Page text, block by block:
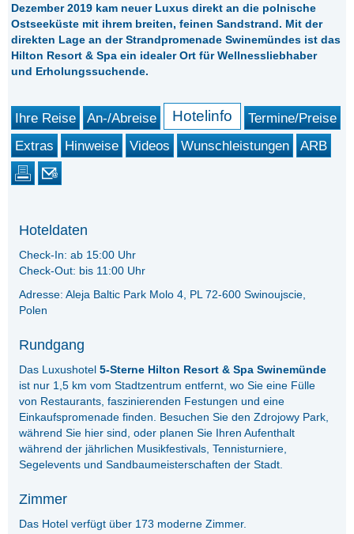
Dezember 2019 kam neuer Luxus direkt an die polnische
Ostseeküste mit ihrem breiten, feinen Sandstrand. Mit der
direkten Lage an der Strandpromenade Swinemündes ist das
Hilton Resort & Spa ein idealer Ort für Wellnessliebhaber
und Erholungssuchende.
Ihre Reise An-/Abreise Hotelinfo
Termine/Preise
Extras
Hinweise Videos Wunschleistungen ARB
Hoteldaten
Check-In: ab 15:00 Uhr
Check-Out: bis 11:00 Uhr
Adresse: Aleja Baltic Park Molo 4, PL 72-600 Swinoujscie,
Polen
Rundgang
Das Luxushotel5-Sterne Hilton Resort & Spa Swinemünde
ist nur 1,5 km vom Stadtzentrum entfernt, wo Sie eine Fülle
von Restaurants, faszinierenden Festungen und eine
Einkaufspromenade finden. Besuchen Sie den Zdrojowy Park,
während Sie hier sind, oder planen Sie Ihren Aufenthalt
während der jährlichen Musikfestivals, Tennisturniere,
Segelevents und Sandbaumeisterschaften der Stadt.
Zimmer
Das Hotel verfügt über 173 moderne Zimmer.